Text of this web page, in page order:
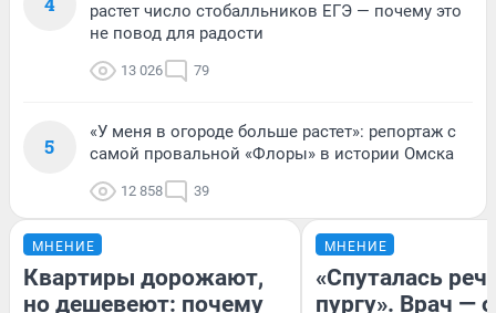
растет число стобалльников ЕГЭ — почему это
не повод для радости
13 026 79
5
«У меня в огороде больше растет»: репортаж с
самой провальной «Флоры» в истории Омска
12 858 39
МНЕНИЕ
Квартиры дорожают,
но дешевеют: почему
МНЕНИЕ
«Спуталась
пургу». Врач — о